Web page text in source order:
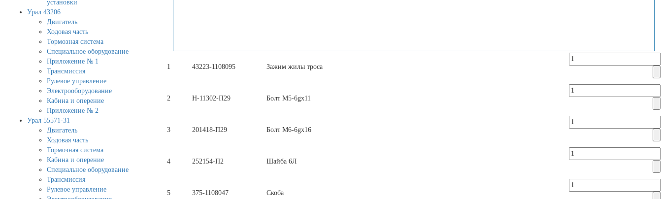
установки
Урал 43206
Двигатель
Ходовая часть
Тормозная система
Специальное оборудование
Приложение № 1
Трансмиссия
Рулевое управление
Электрооборудование
Кабина и оперение
Приложение № 2
Урал 55571-31
Двигатель
Ходовая часть
Тормозная система
Кабина и оперение
Специальное оборудование
Трансмиссия
Рулевое управление
1 43223-1108095 Зажим жилы троса
2 Н-11302-П29 Болт М5-6gх11
3 201418-П29 Болт М6-6gх16
4 252154-П2 Шайба 6Л
5 375-1108047 Скоба